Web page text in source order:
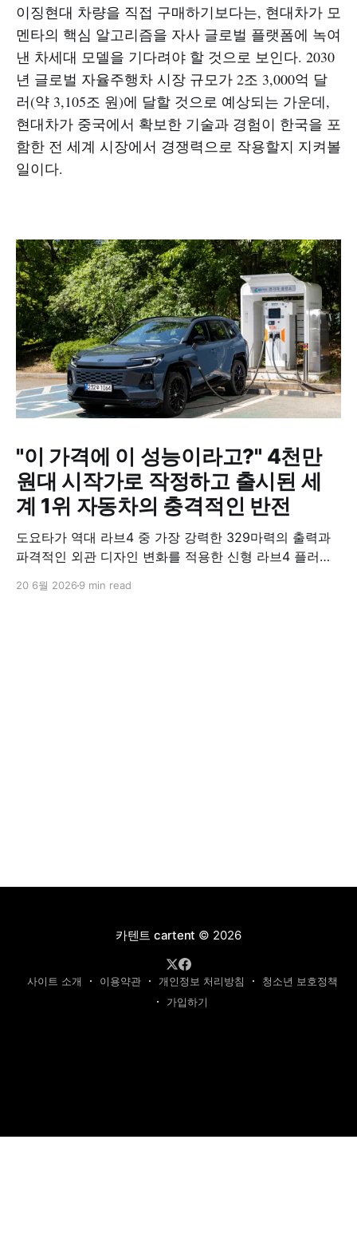
이징현대 차량을 직접 구매하기보다는, 현대차가 모
멘타의 핵심 알고리즘을 자사 글로벌 플랫폼에 녹여
낸 차세대 모델을 기다려야 할 것으로 보인다. 2030
년 글로벌 자율주행차 시장 규모가 2조 3,000억 달
러(약 3,105조 원)에 달할 것으로 예상되는 가운데,
현대차가 중국에서 확보한 기술과 경험이 한국을 포
함한 전 세계 시장에서 경쟁력으로 작용할지 지켜볼
일이다.
"이 가격에 이 성능이라고?" 4천만
원대 시작가로 작정하고 출시된 세
계 1위 자동차의 충격적인 반전
도요타가 역대 라브4 중 가장 강력한 329마력의 출력과
파격적인 외관 디자인 변화를 적용한 신형 라브4 플러그
충전이 가능하고 전기 모드로만 70km 이상 주행할 수 있
20 6월 2026 9 min read
카텐트 cartent © 2026
사이트 소개 이용약관 개인정보 처리방침
청소년 보호정책
가입하기